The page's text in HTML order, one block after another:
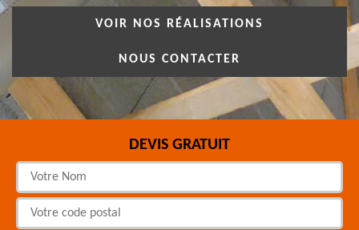
VOIR NOS RÉALISATIONS
NOUS CONTACTER
DEVIS GRATUIT